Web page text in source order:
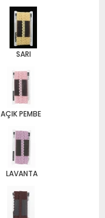
SARI
AÇIK PEMBE
LAVANTA